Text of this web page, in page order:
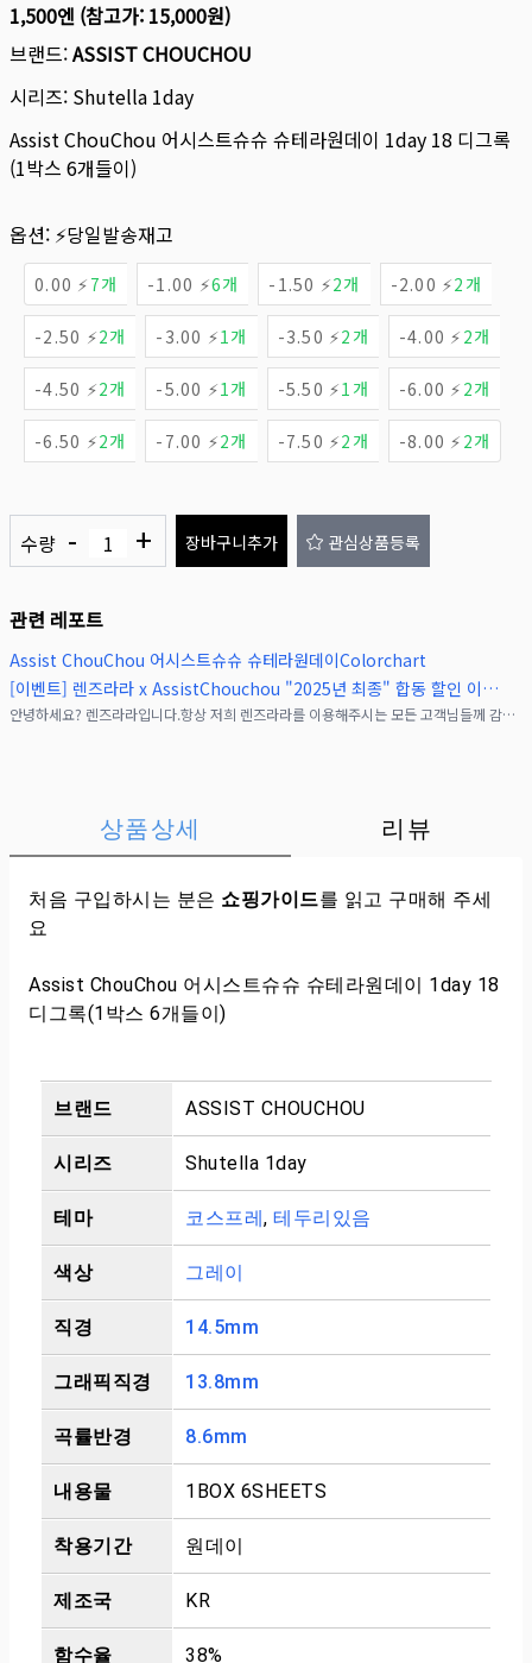
1,500엔 (참고가: 15,000원)
브랜드:ASSIST CHOUCHOU
시리즈: Shutella 1day
Assist ChouChou 어시스트슈슈 슈테라원데이 1day 18 디그록
(1박스 6개들이)
옵션: ⚡당일발송재고
0.00 ⚡ 7개 -1.00 ⚡6개 -1.50 ⚡2개 -2.00 ⚡2개
-2.50 ⚡2개 -3.00 ⚡1개 -3.50 ⚡2개 -4.00 ⚡ 2개
-4.50 ⚡2개 -5.00 ⚡1개 -5.50 ⚡1개 -6.00 ⚡ 2개
-6.50 ⚡2개 -7.00 ⚡2개 -7.50 ⚡2개 -8.00 ⚡ 2개
수량 - + 장바구니추가 관심상품등록
관련 레포트
Assist ChouChou 어시스트슈슈 슈테라원데이Colorchart
[이벤트] 렌즈라라 x AssistChouchou "2025년 최종" 합동 할인 이벤트!(종료)
안녕하세요? 렌즈라라입니다.항상 저희 렌즈라라를 이용해주시는 모든 고객님들께 감사드립니다.여러분들의 많은 성원에 힘입어, AssistChouchou브랜드의 슈테라, 팝필라 시리즈
상품상세 리뷰
처음 구입하시는 분은 쇼핑가이드를 읽고 구매해 주세
요
Assist ChouChou 어시스트슈슈 슈테라원데이 1day 18
디그록(1박스 6개들이)
브랜드 ASSIST CHOUCHOU
시리즈 Shutella 1day
테마 코스프레, 테두리있음
색상 그레이
직경 14.5mm
그래픽직경 13.8mm
곡률반경 8.6mm
내용물 1BOX 6SHEETS
착용기간 원데이
제조국 KR
함수율 38%